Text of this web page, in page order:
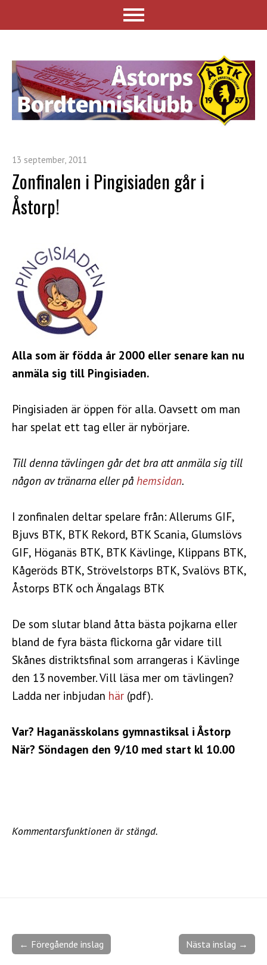
13 september, 2011
Zonfinalen i Pingisiaden går i
Åstorp!
Alla som är födda år 2000 eller senare kan nu
anmäla sig till Pingisiaden.
Pingisiaden är öppen för alla. Oavsett om man
har spelat ett tag eller är nybörjare.
Till denna tävlingen går det bra att anmäla sig till
någon av tränarna eller på hemsidan.
I zonfinalen deltar spelare från: Allerums GIF,
Bjuvs BTK, BTK Rekord, BTK Scania, Glumslövs
GIF, Höganäs BTK, BTK Kävlinge, Klippans BTK,
Kågeröds BTK, Strövelstorps BTK, Svalövs BTK,
Åstorps BTK och Ängalags BTK
De som slutar bland åtta bästa pojkarna eller
bland de fyra bästa flickorna går vidare till
Skånes distriktsfinal som arrangeras i Kävlinge
den 13 november. Vill läsa mer om tävlingen?
Ladda ner inbjudan här (pdf).
Var? Haganässkolans gymnastiksal i Åstorp
När? Söndagen den 9/10 med start kl 10.00
Kommentarsfunktionen är stängd.
Nästa inslag →
← Föregående inslag